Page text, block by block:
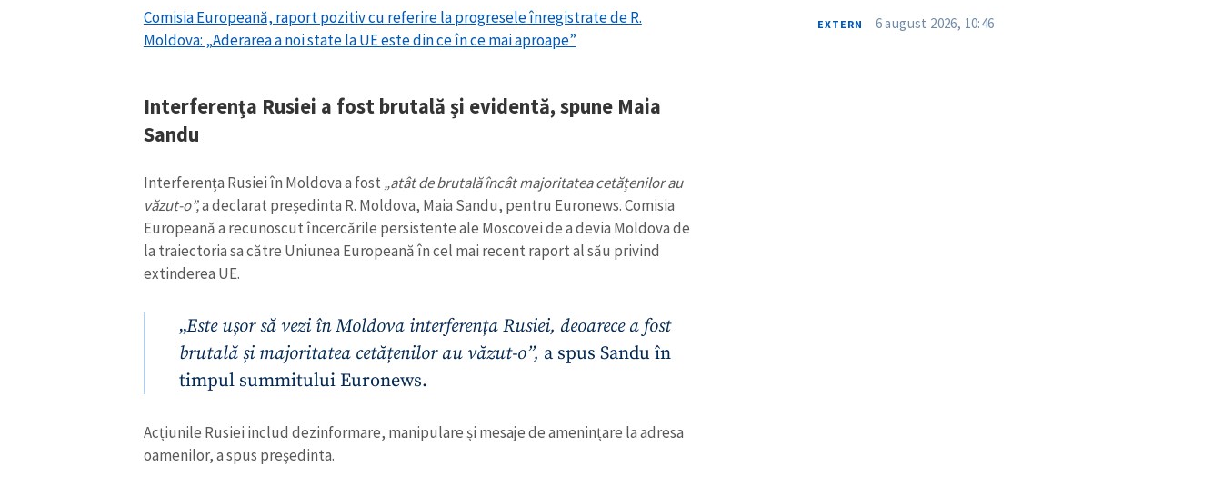
Comisia Europeană, raport pozitiv cu referire la progresele înregistrate de R.
Moldova: „Aderarea a noi state la UE este din ce în ce mai aproape”
Interferența Rusiei a fost brutală și evidentă, spune Maia
Sandu
Interferența Rusiei în Moldova a fost „atât de brutală încât majoritatea cetățenilor au
văzut-o”,a declarat președinta R. Moldova, Maia Sandu, pentru Euronews. Comisia
Europeană a recunoscut încercările persistente ale Moscovei de a devia Moldova de
la traiectoria sa către Uniunea Europeană în cel mai recent raport al său privind
extinderea UE.
„Este ușor să vezi în Moldova interferența Rusiei, deoarece a fost
brutală și majoritatea cetățenilor au văzut-o”, a spus Sandu în
timpul summitului Euronews.
Acțiunile Rusiei includ dezinformare, manipulare și mesaje de amenințare la adresa
oamenilor, a spus președinta.
EXTERN 6 august 2026, 10:46